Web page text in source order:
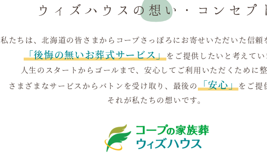
ウィズハウスの想い・ コンセプ
私たちは、北海道の皆さまからコープさっぽろにお寄せいただいた信頼
「後悔の無いお葬式サービス」をご提供したいと考えて
人生のスタートからゴールまで、安心してご利用いただくために
さまざまなサービスからバトンを受け取り、最後の「安心」をご提
それが私たちの想いです。